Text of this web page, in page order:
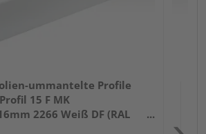
ummantelte Profile
15 F MK
2266 Weiß DF (RAL